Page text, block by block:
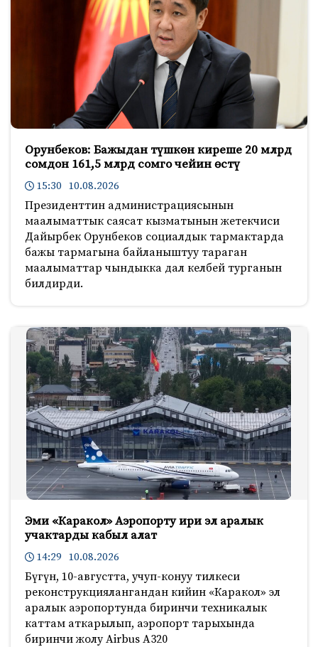
Орунбеков: Бажыдан түшкөн киреше 20 млрд
сомдон 161,5 млрд сомго чейин өстү
15:30 10.08.2026
Президенттин администрациясынын
маалыматтык саясат кызматынын жетекчиси
Дайырбек Орунбеков социалдык тармактарда
бажы тармагына байланыштуу тараган
маалыматтар чындыкка дал келбей турганын
билдирди.
Эми «Каракол» Аэропорту ири эл аралык
учактарды кабыл алат
14:29 10.08.2026
Бүгүн, 10-августта, учуп-конуу тилкеси
реконструкциялангандан кийин «Каракол» эл
аралык аэропортунда биринчи техникалык
каттам аткарылып, аэропорт тарыхында
биринчи жолу Airbus A320